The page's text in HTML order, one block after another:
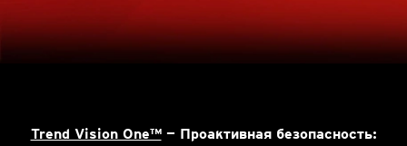
Trend Vision One™— Проактивная безопасность: